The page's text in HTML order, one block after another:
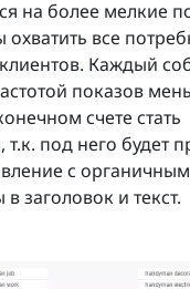
на более мелкие
все
Каждый
показов
счете стать
под него будет
с
заголовок и текст.